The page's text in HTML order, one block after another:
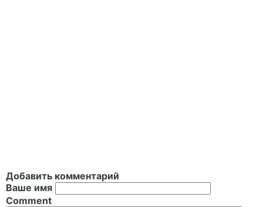
Добавить комментарий
Ваше имя
Comment